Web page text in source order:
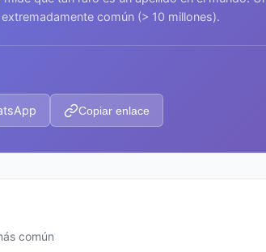
común (> 10 millones).
Copiar enlace
común